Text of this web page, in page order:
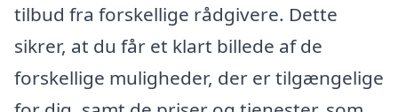
tilbud fra forskellige rådgivere. Dette
sikrer, at du får et klart billede af de
forskellige muligheder, der er tilgængelige